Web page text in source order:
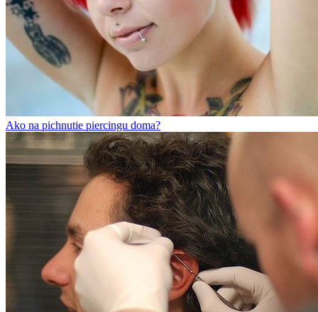
Ako na pichnutie piercingu doma?